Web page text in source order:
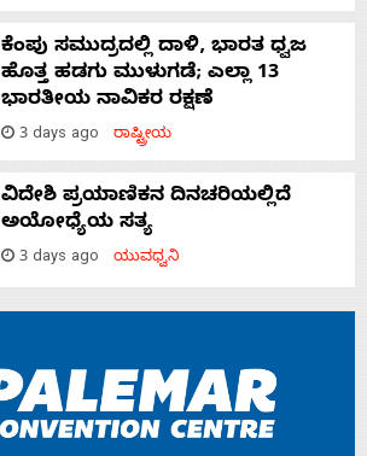
ಕೆಂಪು ಸಮುದ್ರದಲ್ಲಿ ದಾಳಿ, ಭಾರತ ಧ್ವಜ
ಹೊತ್ತ ಹಡಗು ಮುಳುಗಡೆ; ಎಲ್ಲಾ 13
ಭಾರತೀಯ ನಾವಿಕರ ರಕ್ಷಣೆ
3 days ago ರಾಷ್ಟ್ರೀಯ
ವಿದೇಶಿ ಪ್ರಯಾಣಿಕನ ದಿನಚರಿಯಲ್ಲಿದೆ
ಅಯೋಧ್ಯೆಯ ಸತ್ಯ
3 days ago ಯುವಧ್ವನಿ